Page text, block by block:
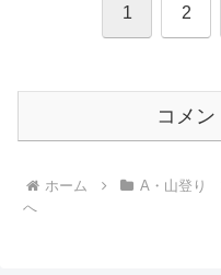
1 2
コメ
ホーム A・山登り
へ